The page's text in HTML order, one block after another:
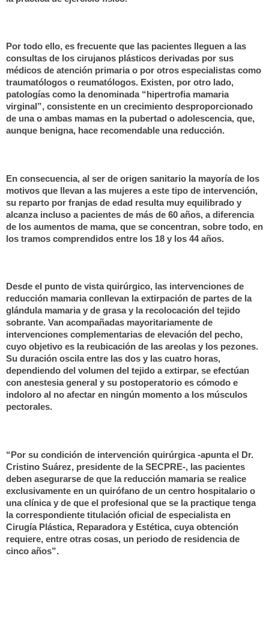
Por todo ello, es frecuente que las pacientes lleguen a las
consultas de los cirujanos plásticos derivadas por sus
médicos de atención primaria o por otros especialistas como
traumatólogos o reumatólogos. Existen, por otro lado,
patologías como la denominada “hipertrofia mamaria
virginal”, consistente en un crecimiento desproporcionado
de una o ambas mamas en la pubertad o adolescencia, que,
aunque benigna, hace recomendable una reducción.
En consecuencia, al ser de origen sanitario la mayoría de los
motivos que llevan a las mujeres a este tipo de intervención,
su reparto por franjas de edad resulta muy equilibrado y
alcanza incluso a pacientes de más de 60 años, a diferencia
de los aumentos de mama, que se concentran, sobre todo, en
los tramos comprendidos entre los 18 y los 44 años.
Desde el punto de vista quirúrgico, las intervenciones de
reducción mamaria conllevan la extirpación de partes de la
glándula mamaria y de grasa y la recolocación del tejido
sobrante. Van acompañadas mayoritariamente de
intervenciones complementarias de elevación del pecho,
cuyo objetivo es la reubicación de las areolas y los pezones.
Su duración oscila entre las dos y las cuatro horas,
dependiendo del volumen del tejido a extirpar, se efectúan
con anestesia general y su postoperatorio es cómodo e
indoloro al no afectar en ningún momento a los músculos
pectorales.
“Por su condición de intervención quirúrgica -apunta el Dr.
Cristino Suárez, presidente de la SECPRE-, las pacientes
deben asegurarse de que la reducción mamaria se realice
exclusivamente en un quirófano de un centro hospitalario o
una clínica y de que el profesional que se la practique tenga
la correspondiente titulación oficial de especialista en
Cirugía Plástica, Reparadora y Estética, cuya obtención
requiere, entre otras cosas, un periodo de residencia de
cinco años”.